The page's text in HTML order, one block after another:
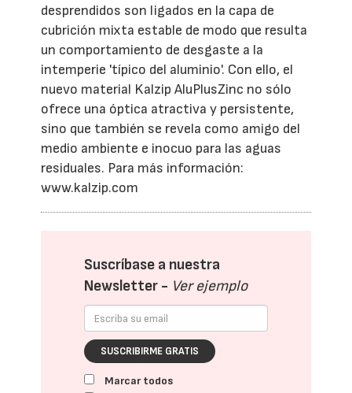
desprendidos son ligados en la capa de
cubrición mixta estable de modo que resulta
un comportamiento de desgaste a la
intemperie 'típico del aluminio'. Con ello, el
nuevo material Kalzip AluPlusZinc no sólo
ofrece una óptica atractiva y persistente,
sino que también se revela como amigo del
medio ambiente e inocuo para las aguas
residuales. Para más información:
www.kalzip.com
Suscríbase a nuestra
Newsletter - Ver ejemplo
SUSCRIBIRME GRATIS
Marcar todos